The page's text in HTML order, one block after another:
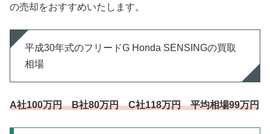
の売却をおすすめいたします。
平成30年式のフリードG Honda SENSINGの買取
相場
A社100万円 B社80万円 C社118万円 平均相場99万円